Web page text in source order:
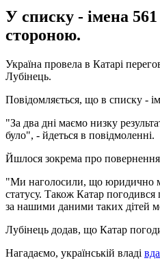
У списку - імена 561
стороною.
Україна провела в Катарі
Лубінець.
Повідомляється, що в списку -
"За два дні маємо низку
було", - йдеться в повідмоленні.
Йшлося зокрема про повернення
"Ми наголосили, що юридично
статусу. Також Катар погодився
за нашими даними таких дітей
Лубінець додав, що Катар
Нагадаємо, українській владі